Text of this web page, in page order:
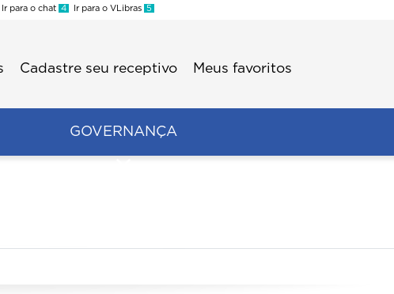
Ir para o chat 4 Ir para o VLibras 5
Cadastre seu receptivo Meus favoritos
GOVERNANÇA